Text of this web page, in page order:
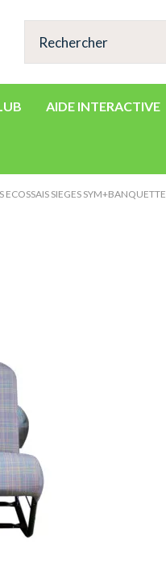
AIDE INTERACTIVE
ECOSSAIS SIEGES SYM+BANQUETTE